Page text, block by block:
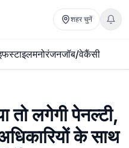
शहर चुनें
मनोरंजनजॉब/वेकैंसी
तो लगेगी पेनल्टी,
के साथ